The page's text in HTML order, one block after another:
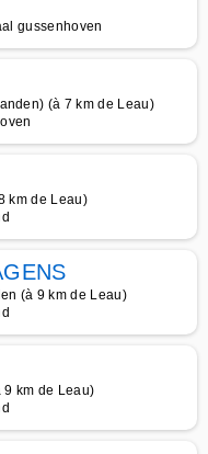
gussenhoven
(à 7 km de Leau)
km de Leau)
(à 9 km de Leau)
9 km de Leau)